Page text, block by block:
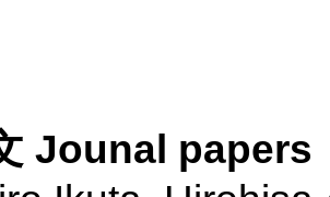
Jounal papers